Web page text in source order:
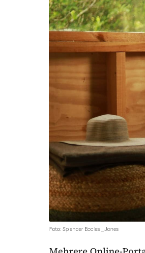
Foto: Spencer Eccles_Jones